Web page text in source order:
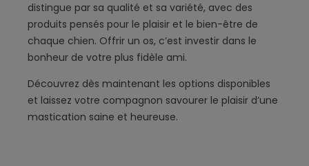
distingue par sa qualité et sa variété, avec des
produits pensés pour le plaisir et le bien-être de
chaque chien. Offrir un os, c’est investir dans le
bonheur de votre plus fidèle ami.
Découvrez dès maintenant les options disponibles
et laissez votre compagnon savourer le plaisir d’une
mastication saine et heureuse.